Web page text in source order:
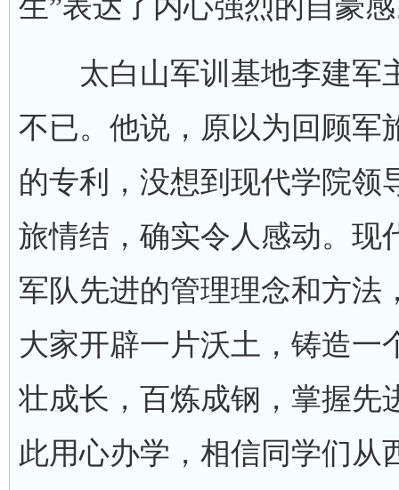
生”表达了内心强烈的自豪
太白山军训基地李建军
不已。他说，原以为回顾军
的专利，没想到现代学院领
旅情结，确实令人感动。现
军队先进的管理理念和方法
大家开辟一片沃土，铸造一
壮成长，百炼成钢，掌握先
此用心办学，相信同学们从